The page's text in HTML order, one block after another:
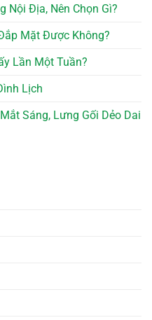
Nội Địa, Nên Chọn Gì?
Mặt Được Không?
Lần Một Tuần?
Lịch
Sáng, Lưng Gối Dẻo Dai